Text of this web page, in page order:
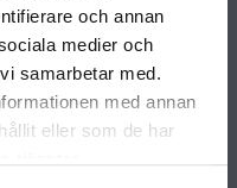
och annan
medier och
samarbetar med.
med annan
eller som de har